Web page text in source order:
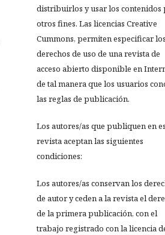
distribuirlos y usar los contenidos
otros fines. Las licencias Creative
Cummons, permiten especificar
derechos de uso de una revista de
acceso abierto disponible en
de tal manera que los usuarios
las reglas de publicación.
Los autores/as que publiquen en
revista aceptan las siguientes
condiciones:
Los autores/as conservan los
de autor y ceden a la revista el
de la primera publicación, con el
trabajo registrado con la licencia